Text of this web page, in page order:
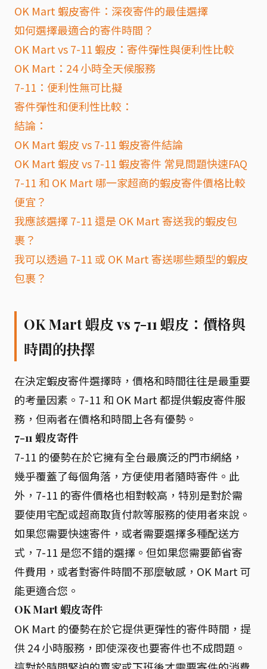
OK Mart 蝦皮寄件：深夜寄件的最佳選擇
如何選擇最適合的寄件時間？
OK Mart vs 7-11 蝦皮：寄件彈性與便利性比較
OK Mart：24 小時全天候服務
7-11：便利性無可比擬
寄件彈性和便利性比較：
結論：
OK Mart 蝦皮 vs 7-11 蝦皮寄件結論
OK Mart 蝦皮 vs 7-11 蝦皮寄件 常見問題快速FAQ
7-11 和 OK Mart 哪一家超商的蝦皮寄件價格比較
便宜？
我應該選擇 7-11 還是 OK Mart 寄送我的蝦皮包
裹？
我可以透過 7-11 或 OK Mart 寄送哪些類型的蝦皮
包裹？
OK Mart 蝦皮 vs 7-11 蝦皮：價格與
時間的抉擇
在決定蝦皮寄件選擇時，價格和時間往往是最重要
的考量因素。7-11 和 OK Mart 都提供蝦皮寄件服
務，但兩者在價格和時間上各有優勢。
7-11 蝦皮寄件
7-11 的優勢在於它擁有全台最廣泛的門市網絡，
幾乎覆蓋了每個角落，方便使用者隨時寄件。此
外，7-11 的寄件價格也相對較高，特別是對於需
要使用宅配或超商取貨付款等服務的使用者來說。
如果您需要快速寄件，或者需要選擇多種配送方
式，7-11 是您不錯的選擇。但如果您需要節省寄
件費用，或者對寄件時間不那麼敏感，OK Mart 可
能更適合您。
OK Mart 蝦皮寄件
OK Mart 的優勢在於它提供更彈性的寄件時間，提
供 24 小時服務，即使深夜也要寄件也不成問題。